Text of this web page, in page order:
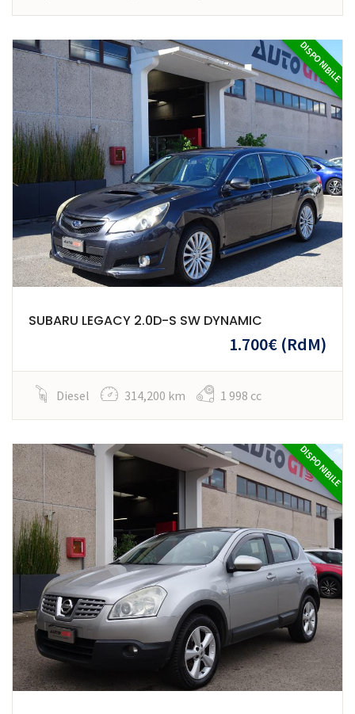
DISPONIBILE
SUBARU LEGACY 2.0D-S SW DYNAMIC
1.700€ (RdM)
Diesel 314,200 km 1 998 cc
DISPONIBILE